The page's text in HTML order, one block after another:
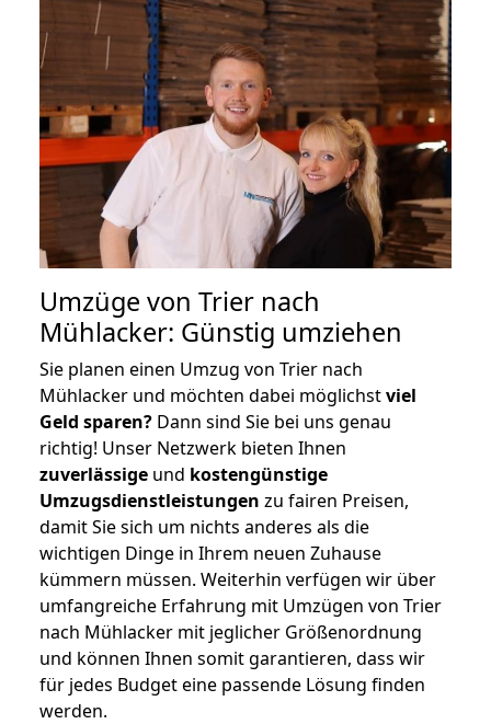
Umzüge von Trier nach
Mühlacker: Günstig umziehen
Sie planen einen Umzug von Trier nach
Mühlacker und möchten dabei möglichstviel
Geld sparen? Dann sind Sie bei uns genau
richtig! Unser Netzwerk bieten Ihnen
zuverlässige und kostengünstige
Umzugsdienstleistungen zu fairen Preisen,
damit Sie sich um nichts anderes als die
wichtigen Dinge in Ihrem neuen Zuhause
kümmern müssen. Weiterhin verfügen wir über
umfangreiche Erfahrung mit Umzügen von Trier
nach Mühlacker mit jeglicher Größenordnung
und können Ihnen somit garantieren, dass wir
für jedes Budget eine passende Lösung finden
werden.